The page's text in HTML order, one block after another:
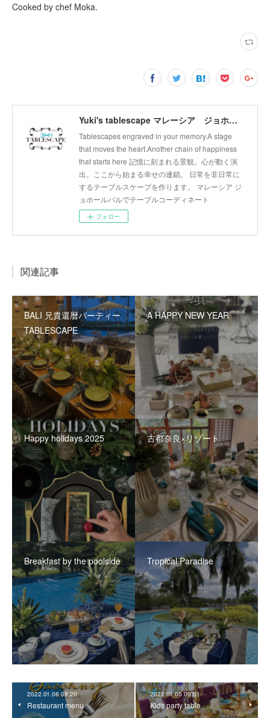
Cooked by chef Moka.
Yuki's tablescape マレーシア ジョホールバル テーブルコーディネート テーブルから幸せの連鎖広げます。
Tablescapes engraved in your memory.A stage
that moves the heart.Another chain of happiness
that starts here 記憶に刻まれる景観。心が動く演
出。ここから始まる幸せの連鎖。 日常を非日常に
するテーブルスケープを作ります。 マレーシア ジ
ョホールバルでテーブルコーディネート
フォロー
関連記事
BALI 兄貴還暦パーティー
TABLESCAPE
A HAPPY NEW YEAR
Happy holidays 2025 古都奈良×リゾート
Breakfast by the poolside Tropical Paradise
2022.01.06 08:20
Restaurant menu
2022.01.05 09:51
Kids party table